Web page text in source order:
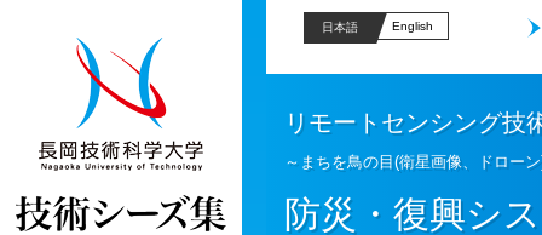
日本語 English
リモートセンシング技
～まちを鳥の目(衛星画像、ドロー
防災・復興シ